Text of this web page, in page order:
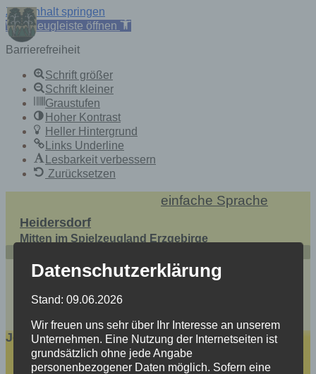
Zum Inhalt springen
Werkzeugleiste öffnen
Barrierefreiheit
Schrift größer
Schrift kleiner
Graustufen
Hoher Kontrast
Heller Hintergrund
Links Underline
Lesbarkeit verbessern
Zurücksetzen
content
einfache Sprache
Heidersdorf
Mitten im Spielzeugland Erzgebirge
Join Us
Datenschutzerklärung
Stand: 09.06.2026
Wir freuen uns sehr über Ihr Interesse an unserem
Unternehmen. Eine Nutzung der Internetseiten ist
grundsätzlich ohne jede Angabe
personenbezogener Daten möglich. Sofern eine